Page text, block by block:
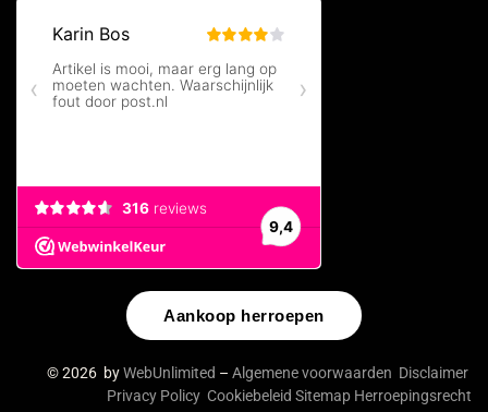
Aankoop herroepen
© 2026 byWebUnlimited – Algemene voorwaarden Disclaimer
Privacy Policy Cookiebeleid Sitemap Herroepingsrecht